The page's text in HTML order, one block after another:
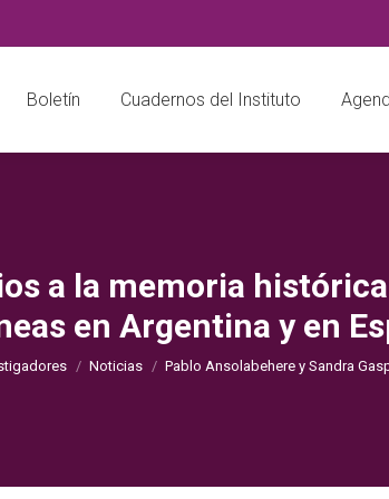
Boletín Cuadernos del Instituto
a la memoria
en Argentina y en
You are here:
Noticias Pablo Ansolabehere y Sandra